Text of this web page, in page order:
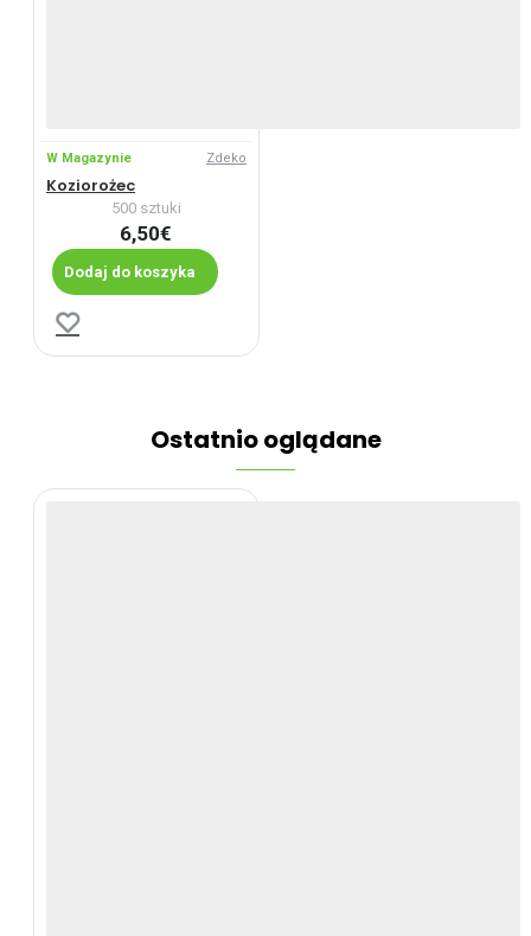
W Magazynie Zdeko
Koziorożec
500 sztuki
6,50€
Dodaj do koszyka
Ostatnio oglądane